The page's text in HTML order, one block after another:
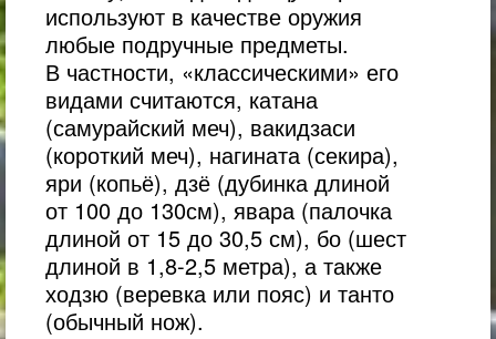
используют в качестве оружия
любые подручные предметы.
В частности, «классическими» его
видами считаются, катана
(самурайский меч), вакидзаси
(короткий меч), нагината (секира),
яри (копьё), дзё (дубинка длиной
от 100 до 130см), явара (палочка
длиной от 15 до 30,5 см), бо (шест
длиной в 1,8-2,5 метра), а также
ходзю (веревка или пояс) и танто
(обычный нож).